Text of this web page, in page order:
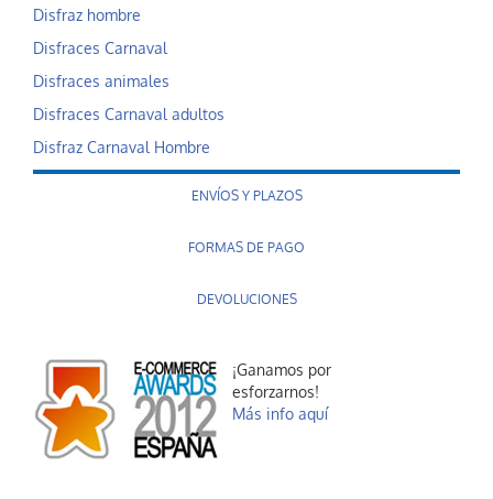
Disfraz hombre
Disfraces Carnaval
Disfraces animales
Disfraces Carnaval adultos
Disfraz Carnaval Hombre
ENVÍOS Y PLAZOS
FORMAS DE PAGO
DEVOLUCIONES
¡Ganamos por
esforzarnos!
Más info aquí